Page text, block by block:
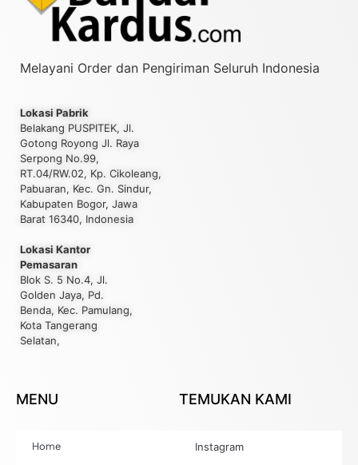
Melayani Order dan Pengiriman Seluruh Indonesia
Lokasi Pabrik
Belakang PUSPITEK, Jl.
Gotong Royong Jl. Raya
Serpong No.99,
RT.04/RW.02, Kp. Cikoleang,
Pabuaran, Kec. Gn. Sindur,
Kabupaten Bogor, Jawa
Barat 16340, Indonesia
Lokasi Kantor
Pemasaran
Blok S. 5 No.4, Jl.
Golden Jaya, Pd.
Benda, Kec. Pamulang,
Kota Tangerang
Selatan,
MENU
Home
TEMUKAN KAMI
Instagram